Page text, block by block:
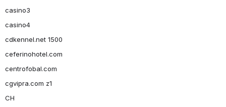
casino3
casino4
cdkennel.net 1500
ceferinohotel.com
centrofobal.com
cgvipra.com z1
CH